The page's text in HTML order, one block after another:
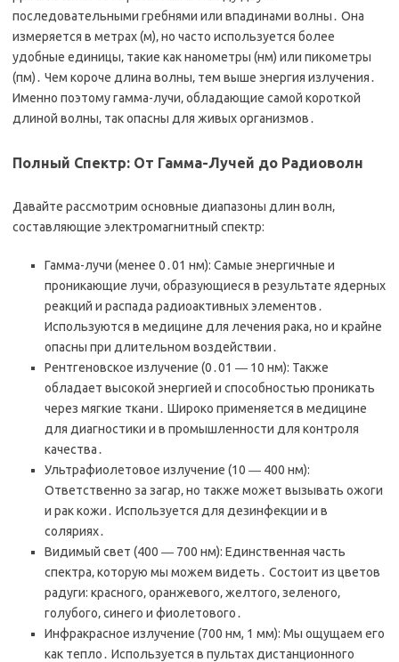
последовательными гребнями или впадинами волны․ Она
измеряется в метрах (м)‚ но часто используется более
удобные единицы‚ такие как нанометры (нм) или пикометры
(пм)․ Чем короче длина волны‚ тем выше энергия излучения․
Именно поэтому гамма-лучи‚ обладающие самой короткой
длиной волны‚ так опасны для живых организмов․
Полный Спектр: От Гамма-Лучей до Радиоволн
Давайте рассмотрим основные диапазоны длин волн‚
составляющие электромагнитный спектр:
Гамма-лучи (менее 0․01 нм): Самые энергичные и
проникающие лучи‚ образующиеся в результате ядерных
реакций и распада радиоактивных элементов․
Используются в медицине для лечения рака‚ но и крайне
опасны при длительном воздействии․
Рентгеновское излучение (0․01 ― 10 нм): Также
обладает высокой энергией и способностью проникать
через мягкие ткани․ Широко применяется в медицине
для диагностики и в промышленности для контроля
качества․
Ультрафиолетовое излучение (10 ― 400 нм):
Ответственно за загар‚ но также может вызывать ожоги
и рак кожи․ Используется для дезинфекции и в
соляриях․
Видимый свет (400 ― 700 нм): Единственная часть
спектра‚ которую мы можем видеть․ Состоит из цветов
радуги: красного‚ оранжевого‚ желтого‚ зеленого‚
голубого‚ синего и фиолетового․
Инфракрасное излучение (700 нм, 1 мм): Мы ощущаем его
как тепло․ Используется в пультах дистанционного